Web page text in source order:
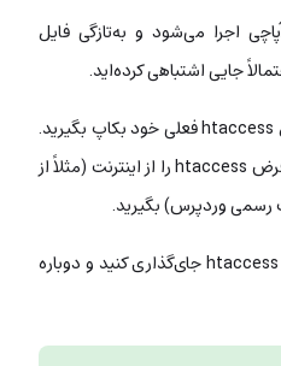
اجرا می‌شود و به‌تازگی فایل
برای رفع مشکل می‌توانید از فایل htaccess فعلی‌ خود بکاپ بگیرید.
سپس یکی از نمونه‌های کد پیش‌فرض htaccess را از اینترنت (مثلاً از
رسمی وردپرس) بگیرید.
این کدهای پیش‌فرض را در فایل htaccess جای‌گذاری کنید و دوباره